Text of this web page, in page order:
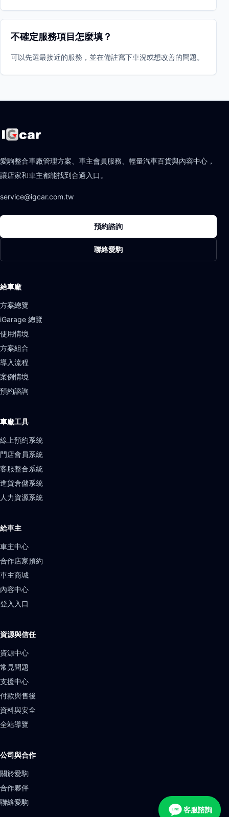
不確定服務項目怎麼填？
可以先選最接近的服務，並在備註寫下車況或想改善的問題。
愛駒整合車廠管理方案、車主會員服務、輕量汽車百貨與內容中心，
讓店家和車主都能找到合適入口。
service@igcar.com.tw
預約諮詢
聯絡愛駒
給車廠
方案總覽
iGarage 總覽
使用情境
方案組合
導入流程
案例情境
預約諮詢
車廠工具
線上預約系統
門店會員系統
客服整合系統
進貨倉儲系統
人力資源系統
給車主
車主中心
合作店家預約
車主商城
內容中心
登入入口
資源與信任
資源中心
常見問題
支援中心
付款與售後
資料與安全
全站導覽
公司與合作
關於愛駒
合作夥伴
聯絡愛駒
LINE 客服諮詢